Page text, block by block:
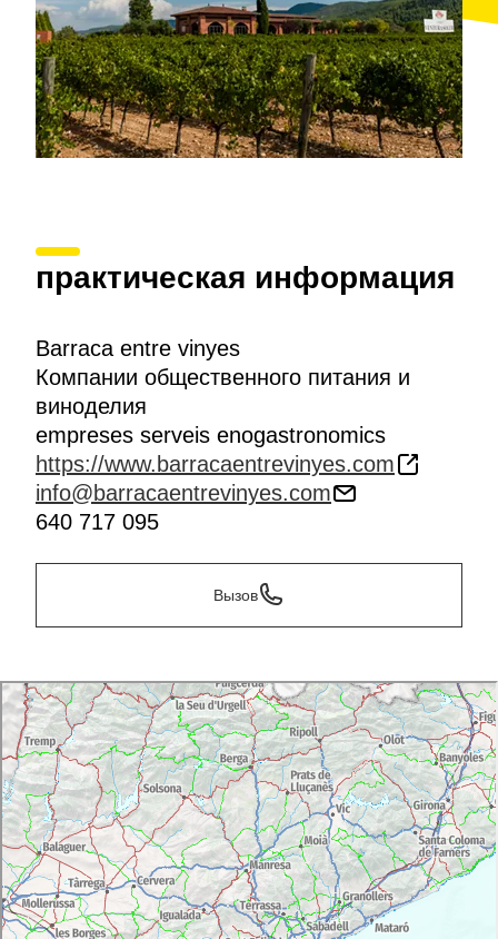
практическая информация
Barraca entre vinyes
Компании общественного питания и
виноделия
empreses serveis enogastronomics
https://www.barracaentrevinyes.com
info@barracaentrevinyes.com
640 717 095
Вызов